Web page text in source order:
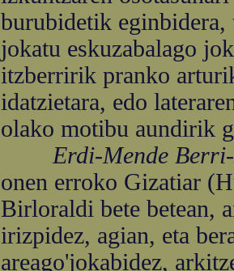
burubidetik eginbidera,
jokatu eskuzabalago
itzberririk pranko
idatzietara, edo
olako motibu aundirik
Erdi-Mende Berri-
onen erroko Gizatiar
Birloraldi bete betean,
irizpidez, agian, eta
areago'jokabidez,